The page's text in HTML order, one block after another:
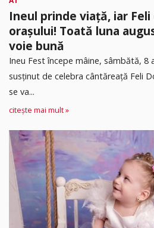
Ineul prinde viață, iar
orașului! Toată luna
voie bună
Ineu Fest începe mâine, sâmbătă, 8
susținut de celebra cântăreață Feli
se va...
citește mai mult »